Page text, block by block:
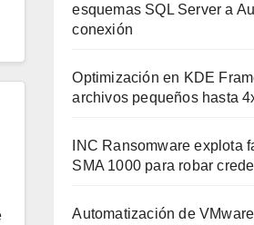
esquemas SQL Server a
conexión
Optimización en KDE
archivos pequeños hasta
INC Ransomware explota
SMA 1000 para robar
Automatización de